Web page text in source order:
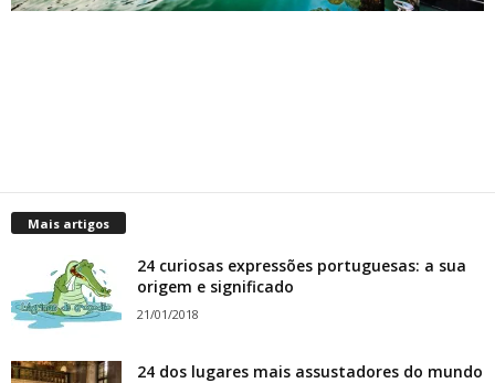
Mais artigos
24 curiosas expressões portuguesas: a sua
origem e significado
21/01/2018
24 dos lugares mais assustadores do mundo